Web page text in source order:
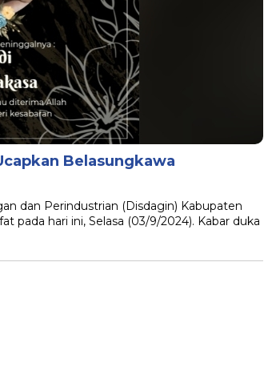
Belasungkawa
dan Perindustrian (Disdagin) Kabupaten
pada hari ini, Selasa (03/9/2024). Kabar duka